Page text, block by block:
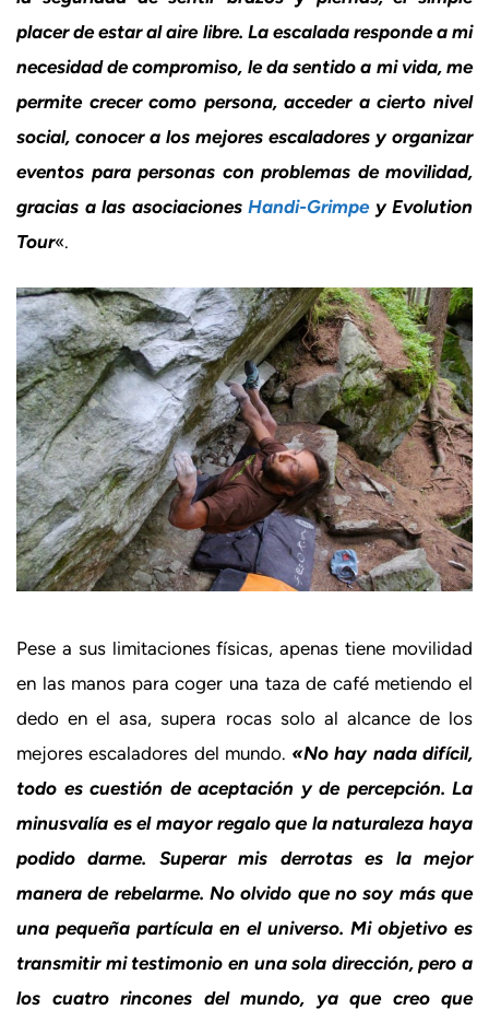
placer de estar al aire libre. La escalada responde a mi
necesidad de compromiso, le da sentido a mi vida, me
permite crecer como persona, acceder a cierto nivel
social, conocer a los mejores escaladores y organizar
eventos para personas con problemas de movilidad,
gracias a las asociaciones Handi-Grimpey Evolution
Tour«.
Pese a sus limitaciones físicas, apenas tiene movilidad
en las manos para coger una taza de café metiendo el
dedo en el asa, supera rocas solo al alcance de los
mejores escaladores del mundo. «No hay nada difícil,
todo es cuestión de aceptación y de percepción. La
minusvalía es el mayor regalo que la naturaleza haya
podido darme. Superar mis derrotas es la mejor
manera de rebelarme. No olvido que no soy más que
una pequeña partícula en el universo. Mi objetivo es
transmitir mi testimonio en una sola dirección, pero a
los cuatro rincones del mundo, ya que creo que